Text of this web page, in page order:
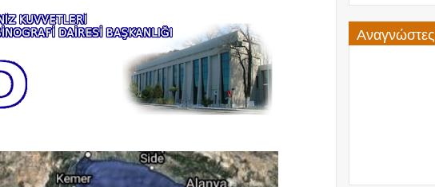
Αναγνώστες